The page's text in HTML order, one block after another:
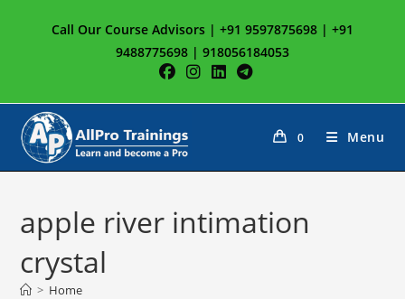
Call Our Course Advisors | +91 9597875698 | +91
9488775698 | 918056184053
0 Menu
apple river intimation
crystal
> Home